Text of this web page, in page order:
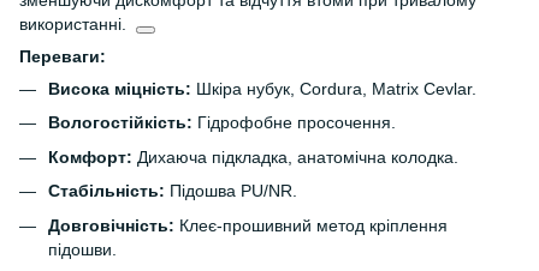
використанні.
Переваги:
Висока міцність: Шкіра нубук, Cordura, Matrix Cevlar.
Вологостійкість: Гідрофобне просочення.
Комфорт: Дихаюча підкладка, анатомічна колодка.
Стабільність: Підошва PU/NR.
Довговічність: Клеє-прошивний метод кріплення
підошви.